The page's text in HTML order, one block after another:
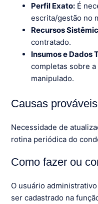
Perfil Exato: É
escrita/gestão no
Recursos
contratado.
Insumos e Dados
completas sobre
manipulado.
Causas prováveis
Necessidade de
rotina periódica do
Como fazer ou
O usuário
ser cadastrado na